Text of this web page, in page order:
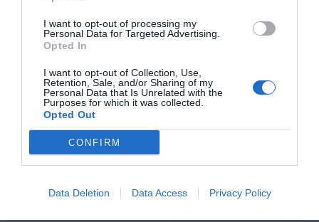
I want to opt-out of processing my
Personal Data for Targeted Advertising.
Opted In
I want to opt-out of Collection, Use,
Retention, Sale, and/or Sharing of my
Personal Data that Is Unrelated with the
Purposes for which it was collected.
Opted Out
CONFIRM
Data Deletion Data Access Privacy Policy